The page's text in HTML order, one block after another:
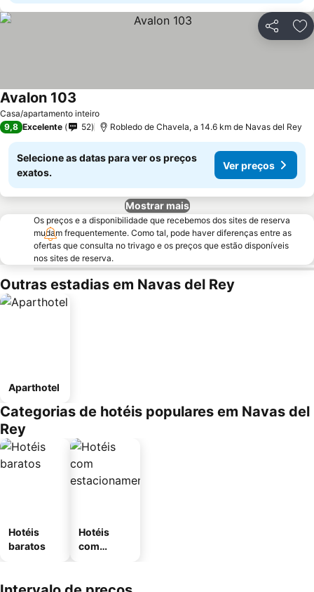
Partilhar
Casa/apartamento inteiro
Avalon 103
9,8 Excelente 52 Robledo de Chavela, a 14.6 km de Navas del Rey
Selecione as datas para ver os preços
exatos.
Ver preços
Mostrar mais
Os preços e a disponibilidade que recebemos dos sites de reserva
mudam frequentemente. Como tal, pode haver diferenças entre as
ofertas que consulta no trivago e os preços que estão disponíveis
nos sites de reserva.
Outras estadias em Navas del Rey
Aparthotel
Categorias de hotéis populares em Navas del
Rey
Hotéis
baratos
Hotéis
com